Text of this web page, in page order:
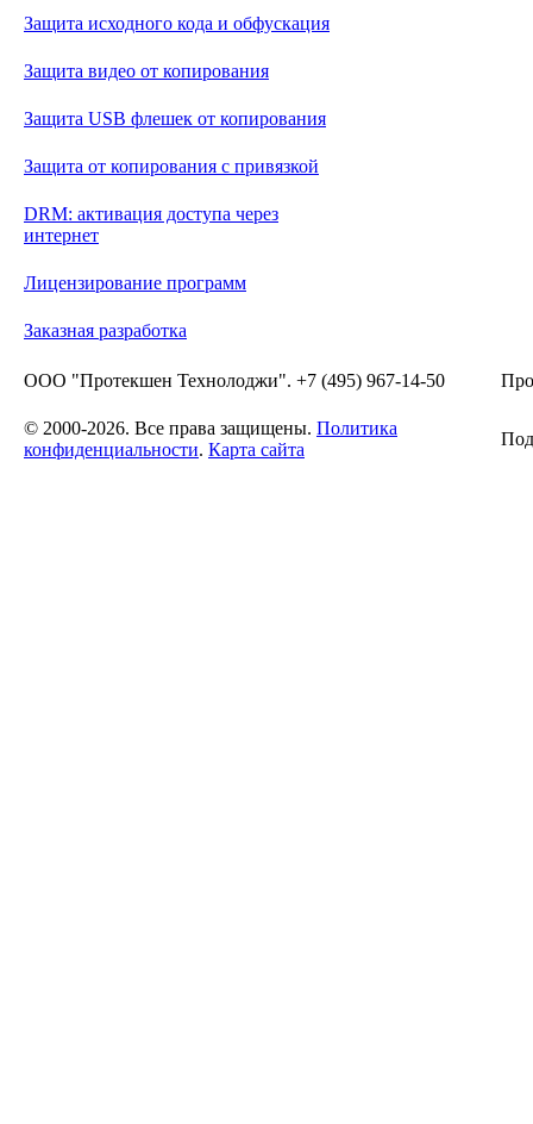
Защита исходного кода и обфускация
Защита видео от копирования
Защита USB флешек от копирования
Защита от копирования с привязкой
DRM: активация доступа через
интернет
Лицензирование программ
Заказная разработка
ООО "Протекшен Технолоджи". +7 (495) 967-14-50
© 2000-2026. Все права защищены. Политика
конфиденциальности. Карта сайта